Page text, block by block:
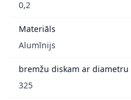
0,2
Materiāls
Alumīnijs
bremžu diskam ar
325